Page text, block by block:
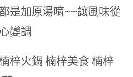
是加原湯唷~~讓風味從
變調